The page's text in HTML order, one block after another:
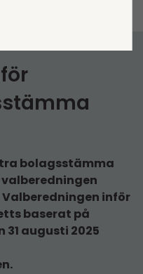
bolagsstämma
valberedningen
inför
baserat på
augusti 2025